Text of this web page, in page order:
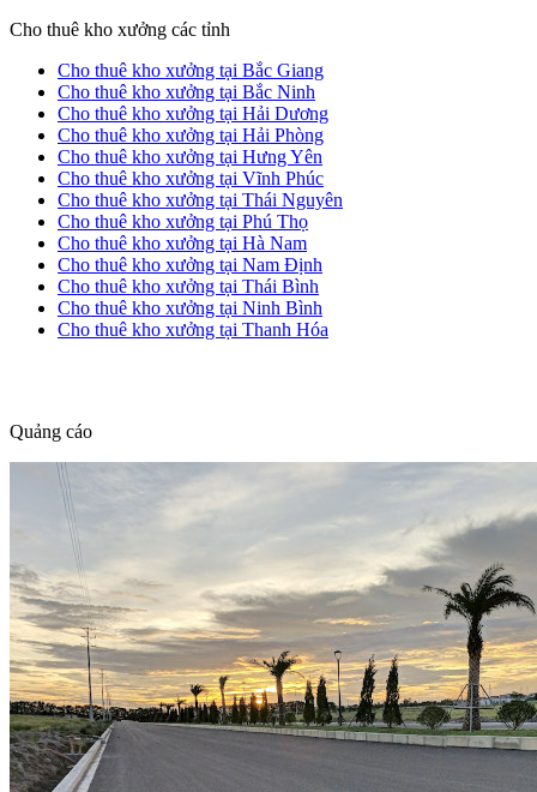
Cho thuê kho xưởng các tỉnh
Cho thuê kho xưởng tại Bắc Giang
Cho thuê kho xưởng tại Bắc Ninh
Cho thuê kho xưởng tại Hải Dương
Cho thuê kho xưởng tại Hải Phòng
Cho thuê kho xưởng tại Hưng Yên
Cho thuê kho xưởng tại Vĩnh Phúc
Cho thuê kho xưởng tại Thái Nguyên
Cho thuê kho xưởng tại Phú Thọ
Cho thuê kho xưởng tại Hà Nam
Cho thuê kho xưởng tại Nam Định
Cho thuê kho xưởng tại Thái Bình
Cho thuê kho xưởng tại Ninh Bình
Cho thuê kho xưởng tại Thanh Hóa
Quảng cáo